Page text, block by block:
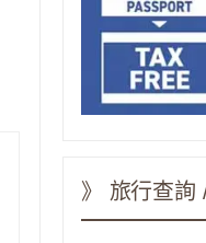
》 旅行查詢